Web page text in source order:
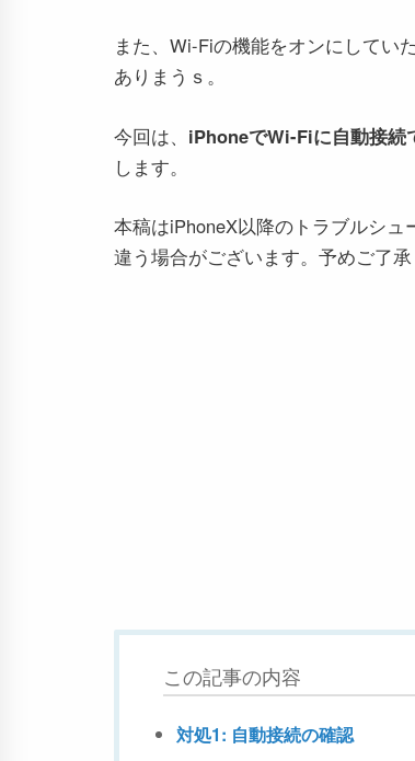
また、Wi-Fiの機能をオンにしてい
ありまうｓ。
今回は、 iPhoneでWi-Fiに自動接続
します。
本稿はiPhoneX以降のトラブルシ
違う場合がございます。予めご了承
この記事の内容
対処1: 自動接続の確認